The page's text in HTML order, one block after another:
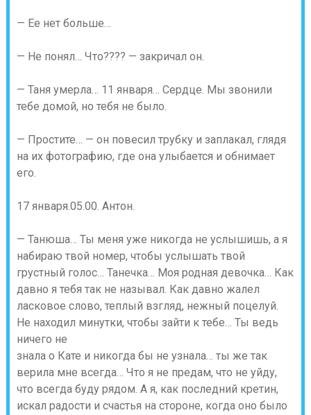
— Ее нет больше…
— Не понял… Что???? — закричал он.
— Таня умерла… 11 января… Сердце. Мы звонили
тебе домой, но тебя не было.
— Простите… — он повесил трубку и заплакал, глядя
на их фотографию, где она улыбается и обнимает
его.
17 января.05.00. Антон.
— Танюша… Ты меня уже никогда не услышишь, а я
набираю твой номер, чтобы услышать твой
грустный голос… Танечка… Моя родная девочка… Как
давно я тебя так не называл. Как давно жалел
ласковое слово, теплый взгляд, нежный поцелуй.
Не находил минутки, чтобы зайти к тебе… Ты ведь
ничего не
знала о Кате и никогда бы не узнала… ты же так
верила мне всегда… Что я не предам, что не уйду,
что всегда буду рядом. А я, как последний кретин,
искал радости и счастья на стороне, когда оно было